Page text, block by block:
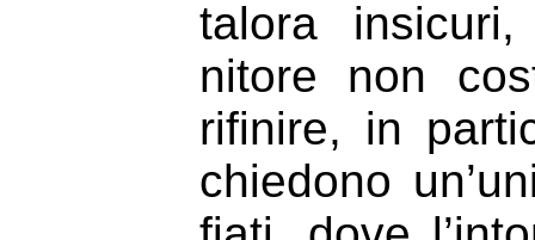
talora
nitore non
rifinire, in
chiedono